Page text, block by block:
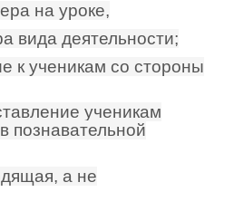
на уроке,
вида деятельности;
к ученикам со стороны
ученикам
познавательной
а не